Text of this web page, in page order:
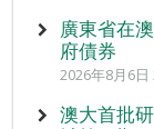
廣東省在
府債券
2026年8月6日
澳大首批